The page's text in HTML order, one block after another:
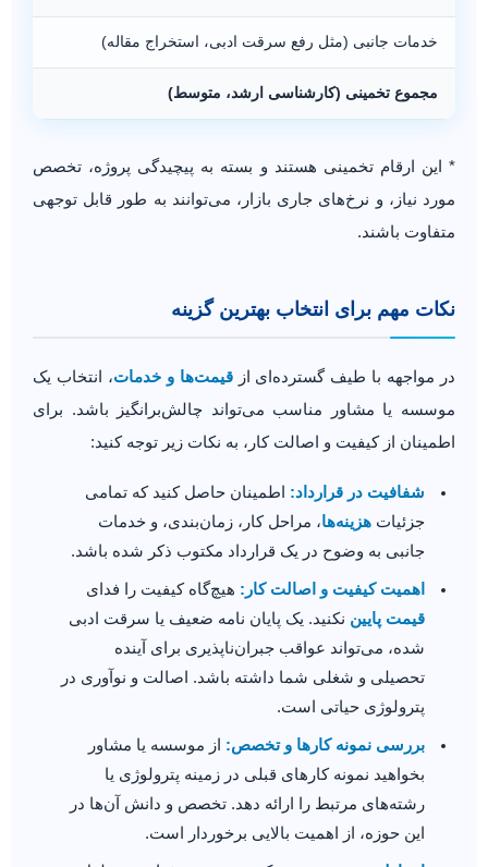
خدمات جانبی (مثل رفع سرقت ادبی، استخراج مقاله)
مجموع تخمینی (کارشناسی ارشد، متوسط)
* این ارقام تخمینی هستند و بسته به پیچیدگی پروژه، تخصص
مورد نیاز، و نرخ‌های جاری بازار، می‌توانند به طور قابل توجهی
متفاوت باشند.
نکات مهم برای انتخاب بهترین گزینه
در مواجهه با طیف گسترده‌ای ازقیمت‌ها و خدمات، انتخاب یک
موسسه یا مشاور مناسب می‌تواند چالش‌برانگیز باشد. برای
اطمینان از کیفیت و اصالت کار، به نکات زیر توجه کنید:
شفافیت در قرارداد: اطمینان حاصل کنید که تمامی
جزئیات هزینه‌ها، مراحل کار، زمان‌بندی، و خدمات
جانبی به وضوح در یک قرارداد مکتوب ذکر شده باشد.
اهمیت کیفیت و اصالت کار: هیچ‌گاه کیفیت را فدای
قیمت پایین نکنید. یک پایان نامه ضعیف یا سرقت ادبی
شده، می‌تواند عواقب جبران‌ناپذیری برای آینده
تحصیلی و شغلی شما داشته باشد. اصالت و نوآوری در
پترولوژی حیاتی است.
بررسی نمونه کارها و تخصص: از موسسه یا مشاور
بخواهید نمونه کارهای قبلی در زمینه پترولوژی یا
رشته‌های مرتبط را ارائه دهد. تخصص و دانش آن‌ها در
این حوزه، از اهمیت بالایی برخوردار است.